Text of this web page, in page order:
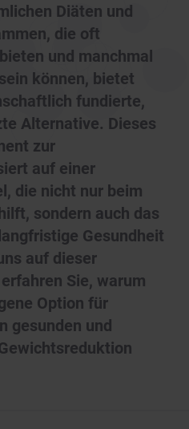
Diäten und
die oft
und manchmal
können, bietet
fundierte,
Alternative. Dieses
zur
auf einer
die nicht nur beim
sondern auch das
Gesundheit
auf dieser
Sie, warum
Option für
gesunden und